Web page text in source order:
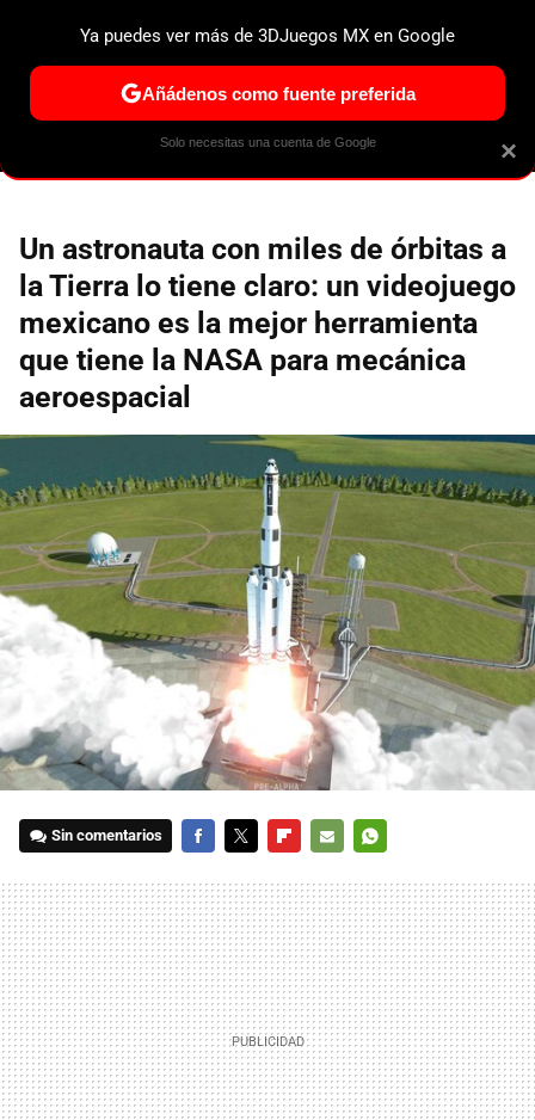
ESPECIALES PS5 NINTENDO SWITCH 2 XBOX
Un astronauta con miles de órbitas a
la Tierra lo tiene claro: un videojuego
mexicano es la mejor herramienta
que tiene la NASA para mecánica
aeroespacial
Sin comentarios
MAIL
×
Ya puedes ver más de 3DJuegos MX en Google
Añádenos como fuente preferida
Solo necesitas una cuenta de Google